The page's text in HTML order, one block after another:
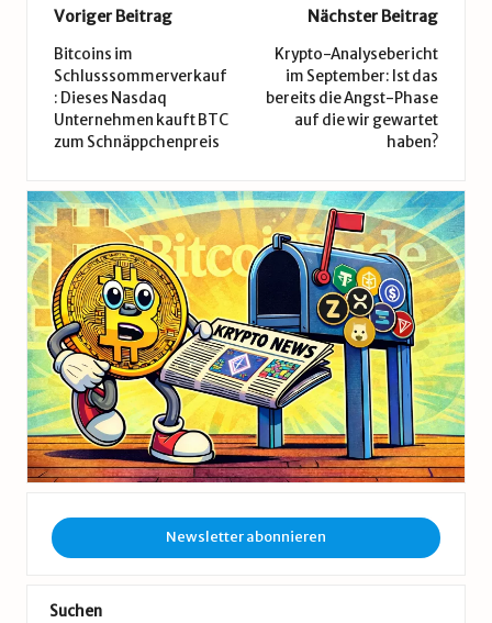
Post
navigation
Voriger Beitrag
Bitcoins im
Schlusssommerverkauf
: Dieses Nasdaq
Unternehmen kauft BTC
zum Schnäppchenpreis
Nächster Beitrag
Krypto-Analysebericht
im September: Ist das
bereits die Angst-Phase
auf die wir gewartet
haben?
Newsletter abonnieren
Suchen